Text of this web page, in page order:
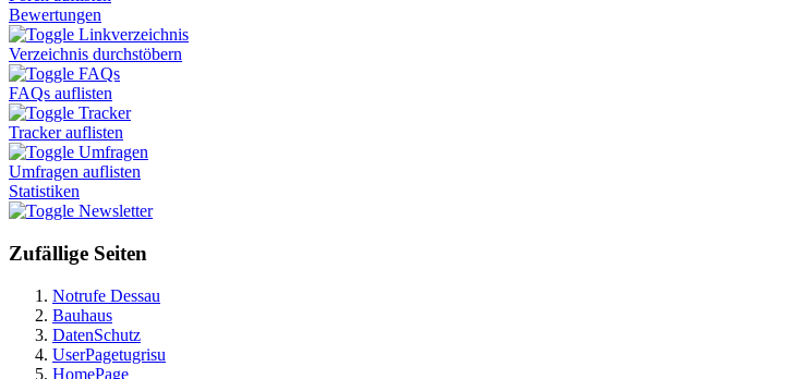
Bewertungen
Linkverzeichnis
Verzeichnis durchstöbern
FAQs
FAQs auflisten
Tracker
Tracker auflisten
Umfragen
Umfragen auflisten
Statistiken
Newsletter
Zufällige Seiten
Notrufe Dessau
Bauhaus
DatenSchutz
UserPagetugrisu
HomePage